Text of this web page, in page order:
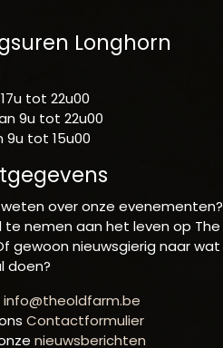
Longhorn
tot 22u00
9u tot 22u00
9u tot 15u00
over onze evenementen?
te nemen aan het leven op The
gewoon nieuwsgierig naar wat
doen?
info@theoldfarm.be
Contactformulier
nieuwsberichten